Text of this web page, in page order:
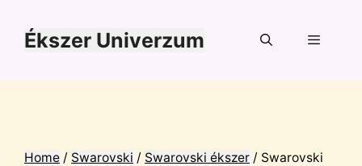
tartalomba
Ékszer Univerzum
Home / Swarovski / Swarovski ékszer / Swarovski